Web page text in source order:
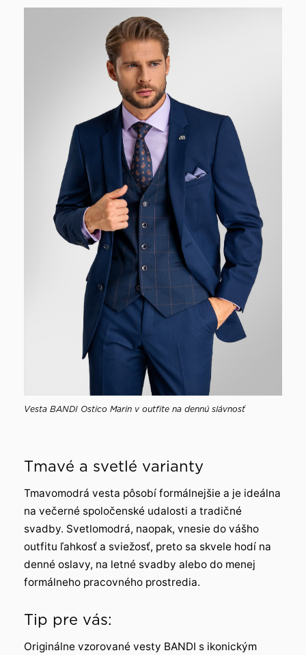
Vesta BANDI Ostico Marin v outfite na dennú slávnosť
Tmavé a svetlé varianty
Tmavomodrá vesta pôsobí formálnejšie a je ideálna
na večerné spoločenské udalosti a tradičné
svadby. Svetlomodrá, naopak, vnesie do vášho
outfitu ľahkosť a sviežosť, preto sa skvele hodí na
denné oslavy, na letné svadby alebo do menej
formálneho pracovného prostredia.
Tip pre vás:
Originálne vzorované vesty BANDI s ikonickým